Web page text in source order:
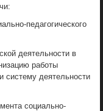
педагогического
деятельности в
работы
систему деятельности
социально-